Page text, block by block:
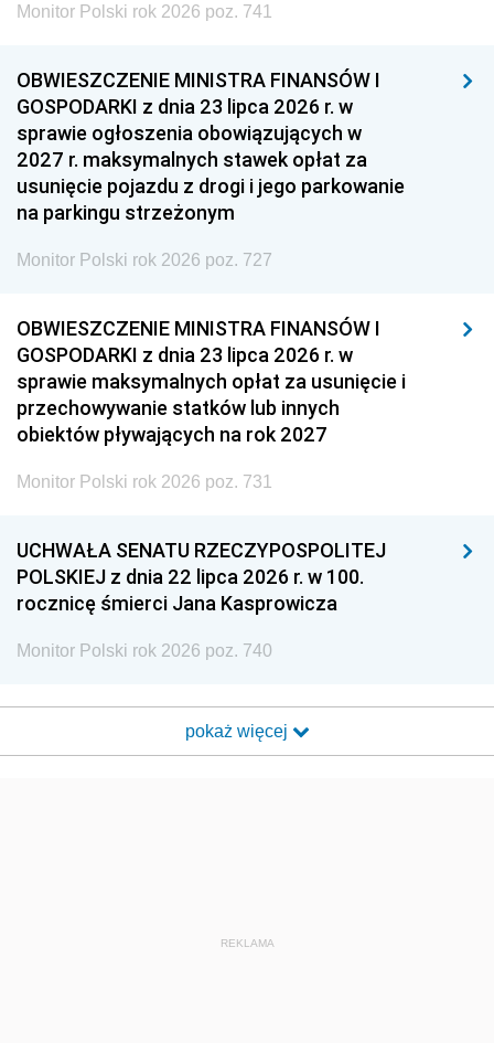
Monitor Polski rok 2026 poz. 741
OBWIESZCZENIE MINISTRA FINANSÓW I
GOSPODARKI z dnia 23 lipca 2026 r. w
sprawie ogłoszenia obowiązujących w
2027 r. maksymalnych stawek opłat za
usunięcie pojazdu z drogi i jego parkowanie
na parkingu strzeżonym
Monitor Polski rok 2026 poz. 727
OBWIESZCZENIE MINISTRA FINANSÓW I
GOSPODARKI z dnia 23 lipca 2026 r. w
sprawie maksymalnych opłat za usunięcie i
przechowywanie statków lub innych
obiektów pływających na rok 2027
Monitor Polski rok 2026 poz. 731
UCHWAŁA SENATU RZECZYPOSPOLITEJ
POLSKIEJ z dnia 22 lipca 2026 r. w 100.
rocznicę śmierci Jana Kasprowicza
Monitor Polski rok 2026 poz. 740
pokaż więcej
REKLAMA